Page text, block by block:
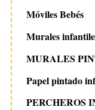
Móviles Bebés
Murales
MURALES
Papel pintado
PERCHEROS